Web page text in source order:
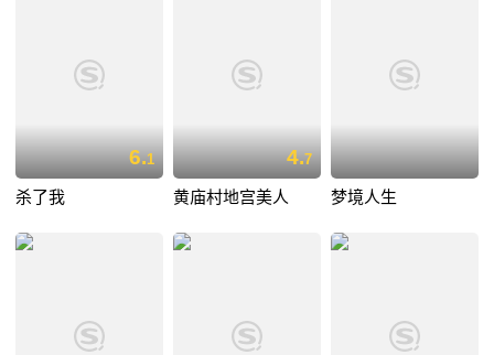
6.1
杀了我
4.7
黄庙村地宫美人 梦境人生